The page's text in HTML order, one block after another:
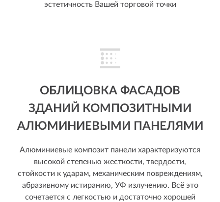
эстетичность Вашей торговой точки
ОБЛИЦОВКА ФАСАДОВ
ЗДАНИЙ КОМПОЗИТНЫМИ
АЛЮМИНИЕВЫМИ ПАНЕЛЯМИ
Алюминиевые композит панели характеризуются
высокой степенью жесткости, твердости,
стойкости к ударам, механическим повреждениям,
абразивному истиранию, УФ излучению. Всё это
сочетается с легкостью и достаточно хорошей